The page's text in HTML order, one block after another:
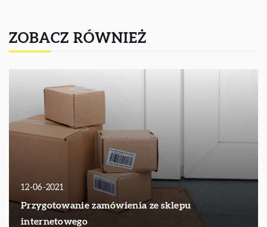
ZOBACZ RÓWNIEŻ
12-06-2021
Przygotowanie zamówienia ze sklepu
internetowego